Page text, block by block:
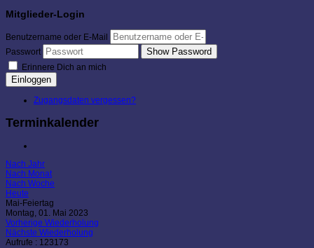
Mitglieder-Login
Benutzername oder E-Mail
Passwort
Show Password
Erinnere Dich an mich
Einloggen
Zugangsdaten vergessen?
Terminkalender
Nach Jahr
Nach Monat
Nach Woche
Heute
Mai-Feiertag
Montag, 01. Mai 2023
Vorherige Wiederholung
Nächste Wiederholung
Aufrufe : 123173